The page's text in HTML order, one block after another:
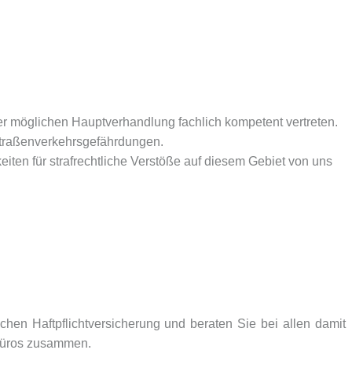
Hauptverhandlung fachlich kompetent vertreten.
für strafrechtliche Verstöße auf diesem Gebiet von uns
Haftpflichtversicherung und beraten Sie bei allen damit
zusammen.